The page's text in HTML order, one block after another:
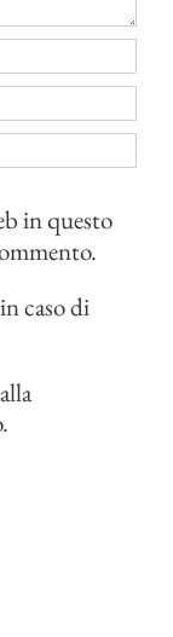
in questo
caso di